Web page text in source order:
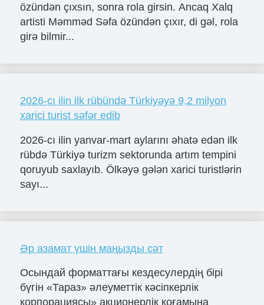
özündən çıxsın, sonra rola girsin. Ancaq Xalq
artisti Məmməd Səfa özündən çıxır, di gəl, rola
girə bilmir...
2026-cı ilin ilk rübündə Türkiyəyə 9,2 milyon
xarici turist səfər edib
2026-cı ilin yanvar-mart aylarını əhatə edən ilk
rübdə Türkiyə turizm sektorunda artım tempini
qoruyub saxlayıb. Ölkəyə gələn xarici turistlərin
sayı...
Әр азамат үшін маңызды сәт
Осындай форматтағы кездесулердің бірі
бүгін «Тараз» әлеуметтік кәсіпкерлік
корпорациясы» акционерлік қоғамына